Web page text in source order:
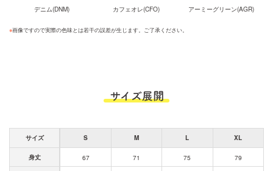
デニム(DNM) カフェオレ(CFO) アーミーグリーン(AGR)
※画像ですので実際の色味とは若干の誤差が生じます。ご了承ください。
サイズ展開
サイズ S M L XL
身丈 67 71 75 79